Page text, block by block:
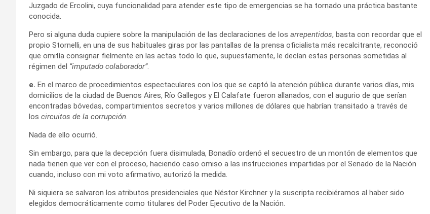
Juzgado de Ercolini, cuya funcionalidad para atender este tipo de emergencias se ha tornado una práctica bastante
conocida.
Pero si alguna duda cupiere sobre la manipulación de las declaraciones de los arrepentidos, basta con recordar que el
propio Stornelli, en una de sus habituales giras por las pantallas de la prensa oficialista más recalcitrante, reconoció
que omitía consignar fielmente en las actas todo lo que, supuestamente, le decían estas personas sometidas al
régimen del “imputado colaborador”.
e. En el marco de procedimientos espectaculares con los que se captó la atención pública durante varios días, mis
domicilios de la ciudad de Buenos Aires, Río Gallegos y El Calafate fueron allanados, con el augurio de que serían
encontradas bóvedas, compartimientos secretos y varios millones de dólares que habrían transitado a través de
los circuitos de la corrupción
Nada de ello ocurrió.
Sin embargo, para que la decepción fuera disimulada, Bonadío ordenó el secuestro de un montón de elementos que
nada tienen que ver con el proceso, haciendo caso omiso a las instrucciones impartidas por el Senado de la Nación
cuando, incluso con mi voto afirmativo, autorizó la medida.
Ni siquiera se salvaron los atributos presidenciales que Néstor Kirchner y la suscripta recibiéramos al haber sido
elegidos democráticamente como titulares del Poder Ejecutivo de la Nación.